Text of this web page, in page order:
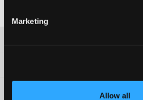
Marketing
Allow all